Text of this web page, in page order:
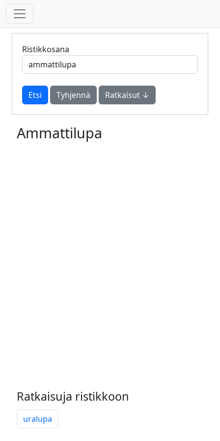
Ristikkosana
Tyhjennä Ratkaisut ↓
Ammattilupa
Ratkaisuja ristikkoon
uralupa